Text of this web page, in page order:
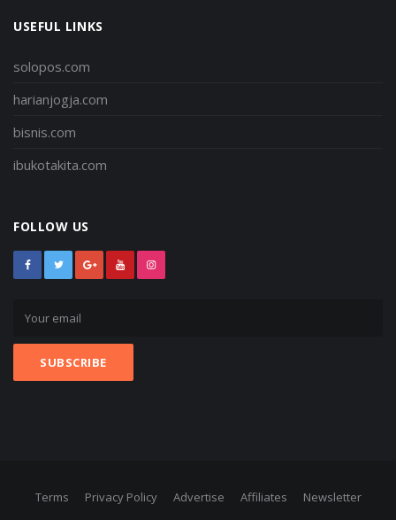
USEFUL LINKS
solopos.com
harianjogja.com
bisnis.com
ibukotakita.com
FOLLOW US
Terms Privacy Policy Advertise Affiliates
Newsletter